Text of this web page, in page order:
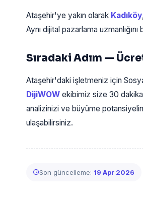
Ataşehir'ye yakın olarak Kadıköy,
Aynı dijital pazarlama
Sıradaki Adım —
Ataşehir'daki işletmeniz için
DijiWOW ekibimiz size 30
analizinizi ve büyüme
ulaşabilirsiniz.
Son güncelleme: 19 Apr 2026